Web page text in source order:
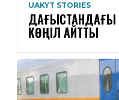
UAKYT STORIES
ДАҒЫСТАНДАҒЫ
КӨҢІЛ АЙТТЫ